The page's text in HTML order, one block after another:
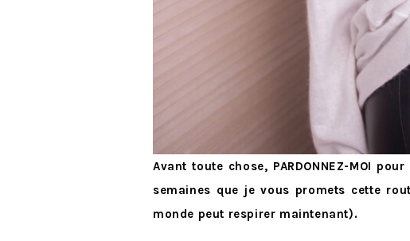
Avant toute chose, PARDONNEZ-MOI
semaines que je vous promets cette
monde peut respirer maintenant).